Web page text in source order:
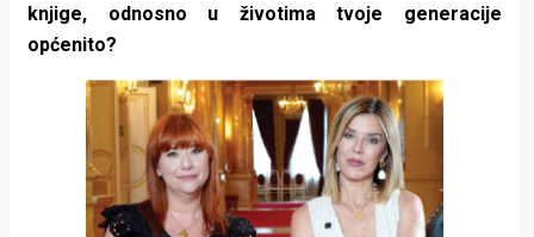
knjige, odnosno u životima tvoje generacije
općenito?